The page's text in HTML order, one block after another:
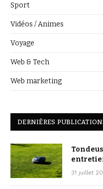
Sport
Vidéos / Animes
Voyage
Web & Tech
Web marketing
DERNIÈRES
31 juillet